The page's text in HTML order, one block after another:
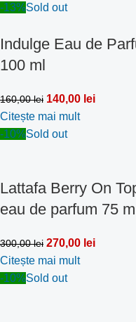
-13%Sold out
Indulge Eau de
100 ml
160,00lei 140,00 lei
Citește mai mult
-10%Sold out
Lattafa Berry On
eau de parfum 75
300,00lei 270,00 lei
Citește mai mult
-10%Sold out